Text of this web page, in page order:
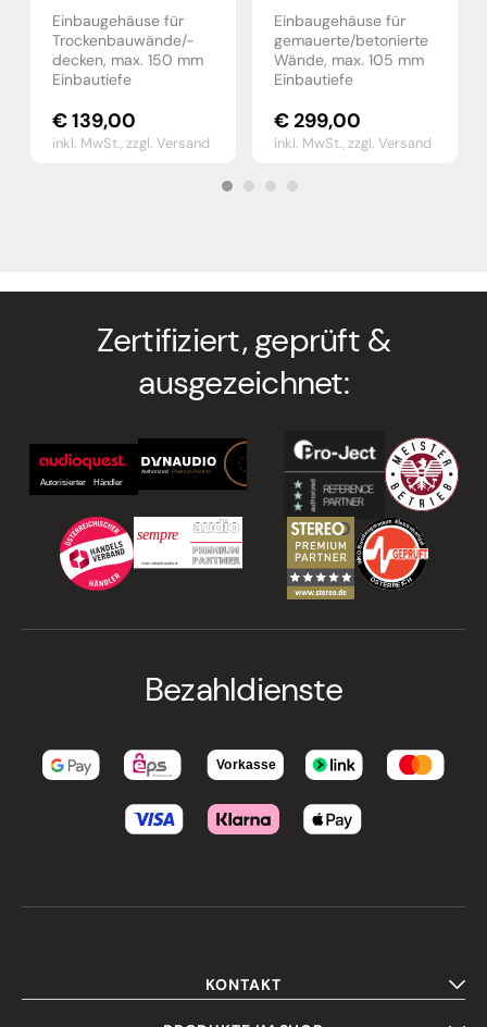
Einbaugehäuse für
Trockenbauwände/-
decken, max. 150 mm
Einbautiefe
€139,00
inkl. MwSt.,zzgl. Versand
Einbaugehäuse für
gemauerte/betonierte
Wände, max. 105 mm
Einbautiefe
€299,00
inkl. MwSt.,zzgl. Versand
Zertifiziert, geprüft &
ausgezeichnet:
Bezahldienste
KONTAKT